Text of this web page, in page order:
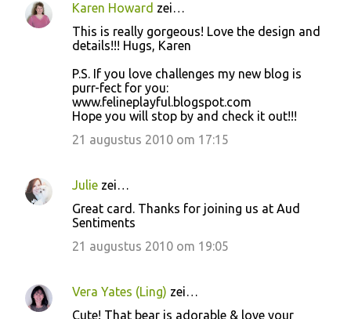
Karen Howard zei…
This is really gorgeous! Love the design and
details!!! Hugs, Karen
P.S. If you love challenges my new blog is
purr-fect for you:
www.felineplayful.blogspot.com
Hope you will stop by and check it out!!!
21 augustus 2010 om 17:15
Julie zei…
Great card. Thanks for joining us at Aud
Sentiments
21 augustus 2010 om 19:05
Vera Yates (Ling) zei…
Cute! That bear is adorable & love your